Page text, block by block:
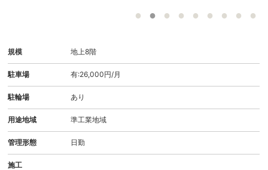
規模 地上8階
駐車場 有:26,000円/月
駐輪場 あり
用途地域 準工業地域
管理形態 日勤
施工